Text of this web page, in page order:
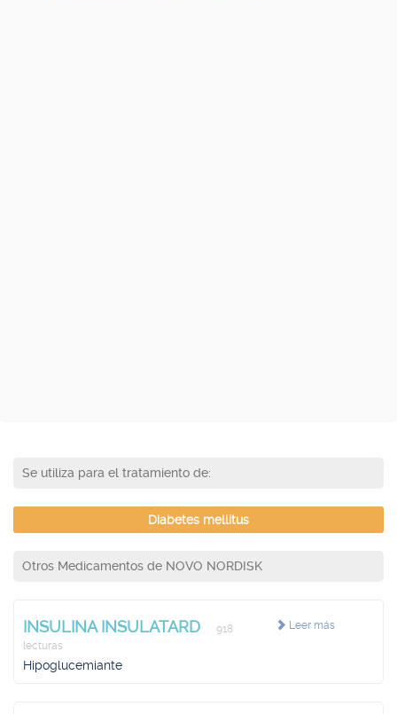
Se utiliza para el tratamiento de:
Diabetes mellitus
Otros Medicamentos de NOVO NORDISK
Leer más
INSULINA INSULATARD
918
lecturas
Hipoglucemiante